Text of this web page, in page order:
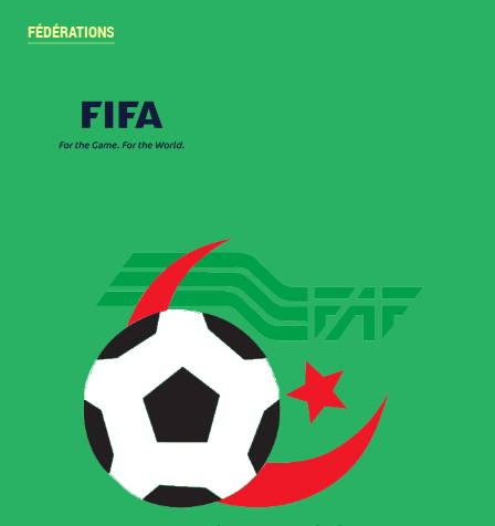
FÉDÉRATIONS